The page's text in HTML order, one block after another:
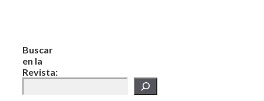
Buscar
en la
Revista: